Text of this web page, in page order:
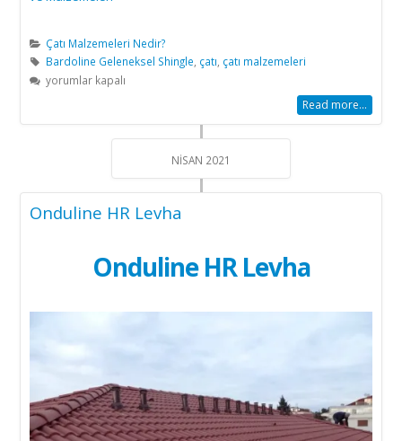
Çatı Malzemeleri Nedir?
Bardoline Geleneksel Shingle, çatı, çatı malzemeleri
Bardoline
yorumlar kapalı
Read more...
NISAN 2021
Onduline HR Levha
Onduline HR Levha